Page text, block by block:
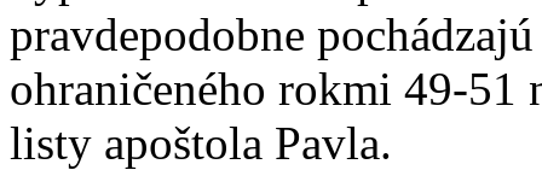
pravdepodobne
ohraničeného rokmi 49-51
listy apoštola Pavla.